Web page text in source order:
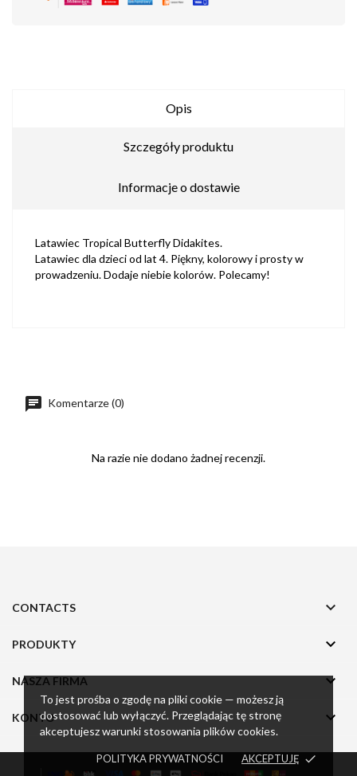
To jest prośba o zgodę na pliki cookie — możesz ją
dostosować lub wyłączyć. Przeglądając tę stronę
akceptujesz warunki stosowania plików cookies.
POLITYKA PRYWATNOŚCI AKCEPTUJĘ done
Opis
Szczegóły produktu
Informacje o dostawie
Latawiec Tropical Butterfly Didakites.
Latawiec dla dzieci od lat 4. Piękny, kolorowy i prosty w
prowadzeniu. Dodaje niebie kolorów. Polecamy!
Komentarze (0)
Na razie nie dodano żadnej recenzji.
CONTACTS 
PRODUKTY 
NASZA FIRMA 
KONTO 